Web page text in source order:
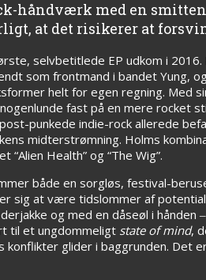
håndværk med en
at det risikerer at
selvbetitlede EP udkom i
som frontmand i bandet Yung,
helt for egen regning. Med
fast på en mere rocket
punkede indie-rock allerede
midterstrømning. Holms
Health” og “The Wig”.
både en sorgløs, festival-
sig at være tidslommer af
og med en dåseøl i hånden
til et ungdommeligt state of mind,
glider i baggrunden. Det